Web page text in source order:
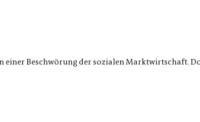
einer Beschwörung der sozialen Marktwirtschaft.